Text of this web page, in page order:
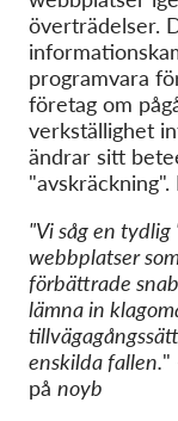
överträdelser.
programvara
företag om
verkställighet
ändrar sitt
"Vi såg en
webbplatser
förbättrade
lämna in
enskilda fallen."
på noyb